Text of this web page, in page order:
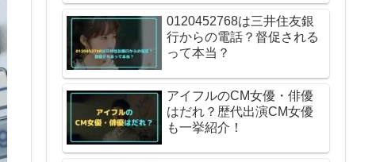
0120452768は三井住友銀
行からの電話？督促される
って本当？
アイフルのCM女優・俳優
はだれ？歴代出演CM女優
も一挙紹介！